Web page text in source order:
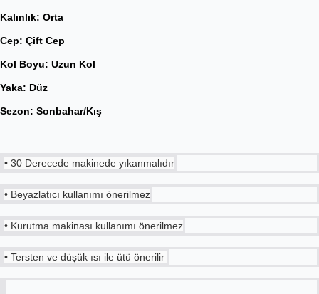
Kalınlık: Orta
Cep: Çift Cep
Kol Boyu: Uzun Kol
Yaka: Düz
Sezon: Sonbahar/Kış
• 30 Derecede makinede yıkanmalıdır
• Beyazlatıcı kullanımı önerilmez
• Kurutma makinası kullanımı önerilmez
• Tersten ve düşük ısı ile ütü önerilir